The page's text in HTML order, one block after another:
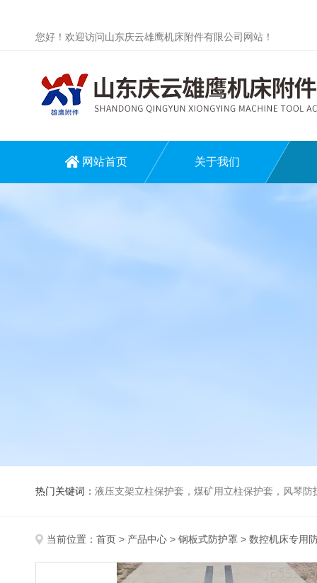
您好！欢迎访问山东庆云雄鹰机床附件有限公司网站！
网站首页 关于我们
热门关键词： 液压支架立柱保护套，煤矿用立柱保护套，风琴
当前位置： 首页 > 产品中心 > 钢板式防护罩 > 数控机床专用